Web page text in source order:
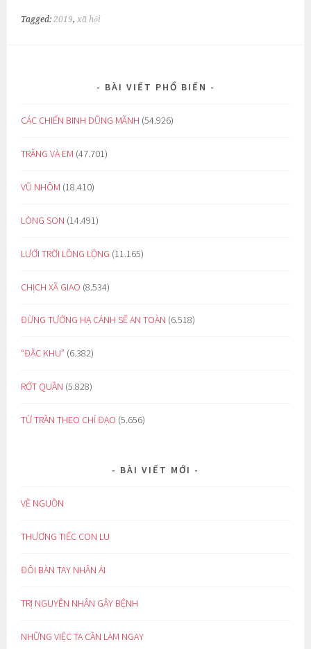
Tagged:2019, xã hội
BÀI VIẾT PHỔ BIẾN
CÁC CHIẾN BINH DŨNG MÃNH (54.926)
TRĂNG VÀ EM (47.701)
VŨ NHÔM (18.410)
LÒNG SON (14.491)
LƯỚI TRỜI LỒNG LỘNG (11.165)
CHỊCH XÃ GIAO (8.534)
ĐỪNG TƯỞNG HẠ CÁNH SẼ AN TOÀN (6.518)
“ĐẶC KHU” (6.382)
RỚT QUẦN (5.828)
TỪ TRẦN THEO CHỈ ĐẠO (5.656)
BÀI VIẾT MỚI
VỀ NGUỒN
THƯƠNG TIẾC CON LU
ĐÔI BÀN TAY NHÂN ÁI
TRỊ NGUYÊN NHÂN GÂY BỆNH
NHỮNG VIỆC TA CẦN LÀM NGAY